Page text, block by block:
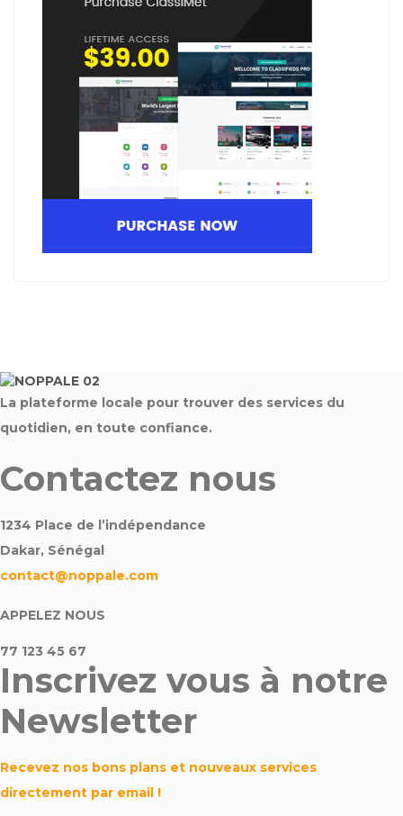
La plateforme locale pour trouver des services du
quotidien, en toute confiance.
Contactez nous
1234 Place de l’indépendance
Dakar, Sénégal
contact@noppale.com
APPELEZ NOUS
77 123 45 67
Inscrivez vous à notre
Newsletter
Recevez nos bons plans et nouveaux services
directement par email !